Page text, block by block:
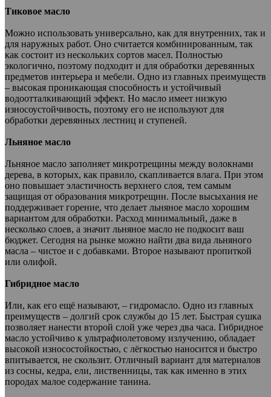
Тиковое масло
Можно использовать универсально, как для внутренних, так и
для наружных работ. Оно считается комбинированным, так
как состоит из нескольких сортов масел. Полностью
экологично, поэтому подходит и для обработки деревянных
предметов интерьера и мебели. Одно из главных преимуществ
– высокая проникающая способность и устойчивый
водоотталкивающий эффект. Но масло имеет низкую
износоустойчивость, поэтому его не используют для
обработки деревянных лестниц и ступеней.
Льняное масло
Льняное масло заполняет микротрещины между волокнами
дерева, в которых, как правило, скапливается влага. При этом
оно повышает эластичность верхнего слоя, тем самым
защищая от образования микротрещин. После высыхания не
поддерживает горение, что делает льняное масло хорошим
вариантом для обработки. Расход минимальный, даже в
несколько слоев, а значит льняное масло не подкосит ваш
бюджет. Сегодня на рынке можно найти два вида льняного
масла – чистое и с добавками. Второе называют пропиткой
или олифой.
Гибридное масло
Или, как его ещё называют, – гидромасло. Одно из главных
преимуществ – долгий срок службы до 15 лет. Быстрая сушка
позволяет нанести второй слой уже через два часа. Гибридное
масло устойчиво к ультрафиолетовому излучению, обладает
высокой износостойкостью, с лёгкостью наносится и быстро
впитывается, не скользит. Отличный вариант для материалов
из сосны, кедра, ели, лиственницы, так как именно в этих
породах малое содержание танина.